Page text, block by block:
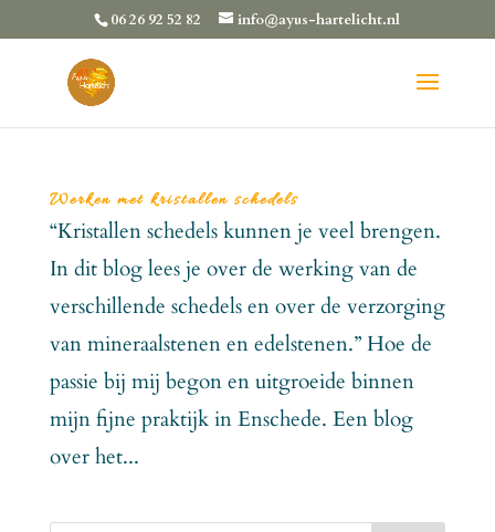
06 26 92 52 82 info@ayus-hartelicht.nl
Werken met kristallen schedels
“Kristallen schedels kunnen je veel brengen.
In dit blog lees je over de werking van de
verschillende schedels en over de verzorging
van mineraalstenen en edelstenen.” Hoe de
passie bij mij begon en uitgroeide binnen
mijn fijne praktijk in Enschede. Een blog
over het...